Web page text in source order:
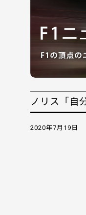
ノリス「自
2020年7月19日